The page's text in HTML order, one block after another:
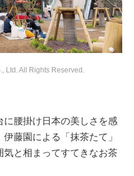
Ltd. All Rights Reserved.
腰掛け日本の美しさを感
藤園による「抹茶たて」
気と相まってすてきなお茶